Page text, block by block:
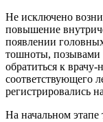
Не исключено
повышение
появлении
тошноты, позывами
обратиться к врачу-
соответствующего
регистрировались
На начальном этапе